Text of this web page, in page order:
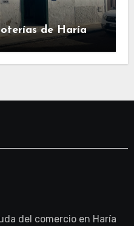
de Haría
del comercio en Haría